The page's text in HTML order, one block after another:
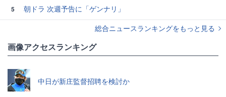
5
朝ドラ 次週予告に「ゲンナリ」
総合ニュースランキングをもっと見る
画像アクセスランキング
中日が新庄監督招聘を検討か